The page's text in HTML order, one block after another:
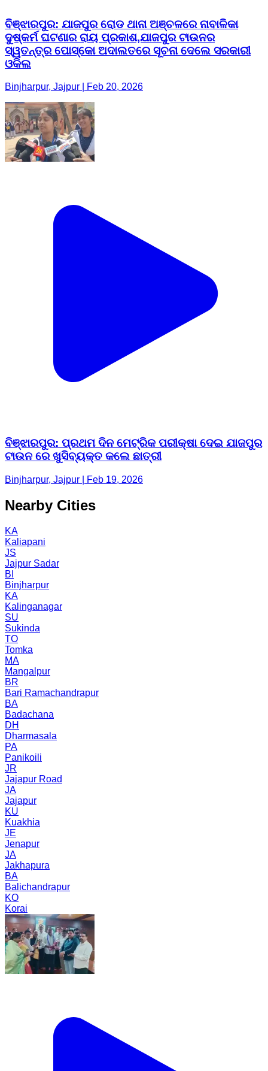
ବିଞ୍ଝାରପୁର: ଯାଜପୁର ରୋଡ ଥାନା ଅଞ୍ଚଳରେ ନାବାଳିକା
ଦୁଷ୍କର୍ମ ଘଟଣାର ରାୟ ପ୍ରକାଶ,ଯାଜପୁର ଟାଉନର
ସ୍ୱତନ୍ତ୍ର ପୋସ୍କୋ ଅଦାଲତରେ ସୂଚନା ଦେଲେ ସରକାରୀ
ଓକିଲ
Binjharpur, Jajpur | Feb 20, 2026
ବିଞ୍ଝାରପୁର: ପ୍ରଥମ ଦିନ ମେଟ୍ରିକ ପରୀକ୍ଷା ଦେଇ ଯାଜପୁର
ଟାଉନ ରେ ଖୁସିବ୍ୟକ୍ତ କଲେ ଛାତ୍ରୀ
Binjharpur, Jajpur | Feb 19, 2026
Nearby Cities
KA
Kaliapani
JS
Jajpur Sadar
BI
Binjharpur
KA
Kalinganagar
SU
Sukinda
TO
Tomka
MA
Mangalpur
BR
Bari Ramachandrapur
BA
Badachana
DH
Dharmasala
PA
Panikoili
JR
Jajapur Road
JA
Jajapur
KU
Kuakhia
JE
Jenapur
JA
Jakhapura
BA
Balichandrapur
KO
Korai